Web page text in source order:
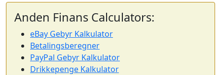
Anden Finans Calculators:
eBay Gebyr Kalkulator
Betalingsberegner
PayPal Gebyr Kalkulator
Drikkepenge Kalkulator